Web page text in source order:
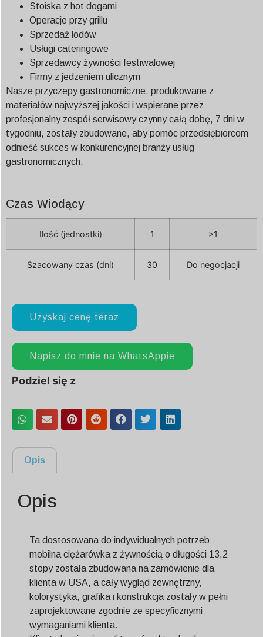
Stoiska z hot dogami
Operacje przy grillu
Sprzedaż lodów
Usługi cateringowe
Sprzedawcy żywności festiwalowej
Firmy z jedzeniem ulicznym
Nasze przyczepy gastronomiczne, produkowane z
materiałów najwyższej jakości i wspierane przez
profesjonalny zespół serwisowy czynny całą dobę, 7 dni w
tygodniu, zostały zbudowane, aby pomóc przedsiębiorcom
odnieść sukces w konkurencyjnej branży usług
gastronomicznych.
Czas Wiodący
Ilość (jednostki) 1 >1
Szacowany czas (dni) 30 Do negocjacji
Uzyskaj cenę teraz
Napisz do mnie na WhatsAppie
Podziel się z
Opis
Opis
Ta dostosowana do indywidualnych potrzeb
mobilna ciężarówka z żywnością o długości 13,2
stopy została zbudowana na zamówienie dla
klienta w USA, a cały wygląd zewnętrzny,
kolorystyka, grafika i konstrukcja zostały w pełni
zaprojektowane zgodnie ze specyficznymi
wymaganiami klienta.